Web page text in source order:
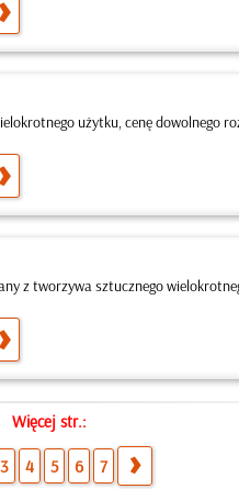
użytku, cenę dowolnego
z tworzywa sztucznego
Więcej str.:
3 4 5 6 7